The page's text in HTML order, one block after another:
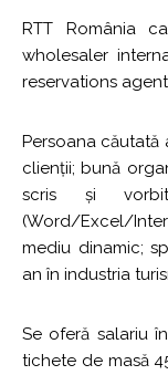
RTT România
wholesaler
reservations
Persoana
clienții; bună
scris și
(Word/Excel/
mediu dinamic;
an în industria
Se oferă salariu
tichete de masă